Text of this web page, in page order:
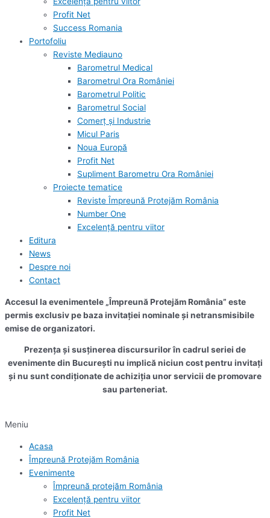
Profit Net
Success Romania
Portofoliu
Reviste Mediauno
Barometrul Medical
Barometrul Ora României
Barometrul Politic
Barometrul Social
Comerț și Industrie
Micul Paris
Noua Europă
Profit Net
Supliment Barometru Ora României
Proiecte tematice
Reviste Împreună Protejăm România
Number One
Excelență pentru viitor
Editura
News
Despre noi
Contact
Accesul la evenimentele „Împreună Protejăm România” este
permis exclusiv pe baza invitației nominale și netransmisibile
emise de organizatori.
Prezența și susținerea discursurilor în cadrul seriei de
evenimente din București nu implică niciun cost pentru invitați
și nu sunt condiționate de achiziția unor servicii de promovare
sau parteneriat.
Meniu
Acasa
Împreună Protejăm România
Evenimente
Împreună protejăm România
Excelență pentru viitor
Profit Net